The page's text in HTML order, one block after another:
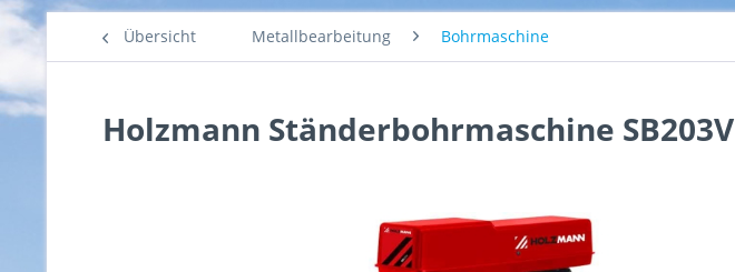
Übersicht Metallbearbeitung Bohrmaschine
Holzmann Ständerbohrmaschine SB203V